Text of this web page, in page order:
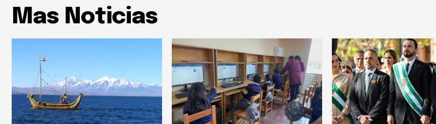
Mas Noticias